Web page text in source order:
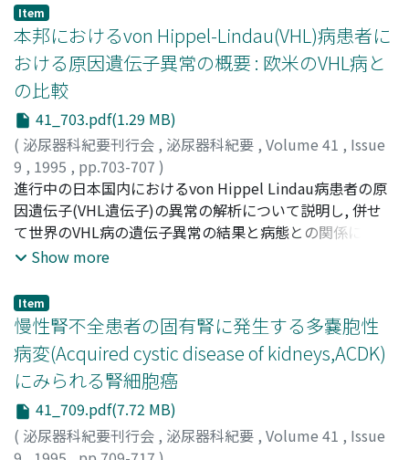
nephrectomy or renal parenchyma-preserving
operation? 4. Feasibility of percutaneous ultrasound-
guided fine needle biopsy for suspicious renal mass
lesions. In this symposium, the diagnosis and treatment
of various renal mass lesions other than renal cell
carcinoma were mainly discussed and the important
points to diagnose and treat patients with renal cell
carcinoma have been clarified.
Item
本邦におけるvon Hippel-Lindau(VHL)病患者に
おける原因遺伝子異常の概要 : 欧米のVHL病と
の比較
41_703.pdf(1.29 MB)
( 泌尿器科紀要刊行会 , 泌尿器科紀要 , Volume 41 , Issue
9 , 1995 , pp.703-707 )
執印, 太郎;近藤, 慶一;金子, 茂樹;酒井, 直樹;矢尾, 正祐;
穂坂, 正彦;菅野, 洋;伊藤, 進;山本, 勇夫;Shuin, Taro;
Kondo, Keiichi;Kaneko, Shigeki;Sakai, Naoki;Yao,
Masahiro ;Hosaka, Masahiko
進行中の日本国内におけるvon Hippel Lindau病患者の原
因遺伝子(VHL遺伝子)の異常の解析について説明し, 併せ
て世界のVHL病の遺伝子異常の結果と病態との関係につい
て考察を加えた.われわれは28家系中19家系(68%)に遺伝
の遺伝子異常はアメリカ, イギリスにおける結果と類似す
る傾向が認められた
Show more
Item
慢性腎不全患者の固有腎に発生する多嚢胞性
病変(Acquired cystic disease of kidneys,ACDK)
にみられる腎細胞癌
41_709.pdf(7.72 MB)
( 泌尿器科紀要刊行会 , 泌尿器科紀要 , Volume 41 , Issue